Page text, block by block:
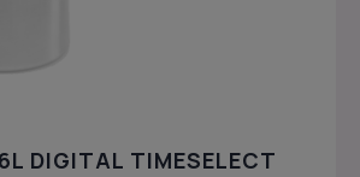
DIGITAL TIMESELECT